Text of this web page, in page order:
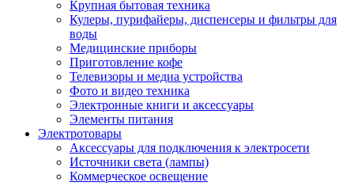
Крупная бытовая техника
Кулеры, пурифайеры, диспенсеры и фильтры для
воды
Медицинские приборы
Приготовление кофе
Телевизоры и медиа устройства
Фото и видео техника
Электронные книги и аксессуары
Элементы питания
Электротовары
Аксессуары для подключения к электросети
Источники света (лампы)
Коммерческое освещение